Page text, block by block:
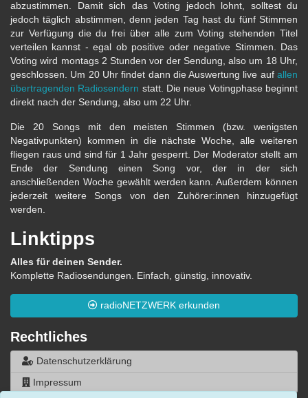
abzustimmen. Damit sich das Voting jedoch lohnt, solltest du
jedoch täglich abstimmen, denn jeden Tag hast du fünf Stimmen
zur Verfügung die du frei über alle zum Voting stehenden Titel
verteilen kannst - egal ob positive oder negative Stimmen. Das
Voting wird montags 2 Stunden vor der Sendung, also um 18 Uhr,
geschlossen. Um 20 Uhr findet dann die Auswertung live auf allen
übertragenden Radiosendern statt. Die neue Votingphase beginnt
direkt nach der Sendung, also um 22 Uhr.
Die 20 Songs mit den meisten Stimmen (bzw. wenigsten
Negativpunkten) kommen in die nächste Woche, alle weiteren
fliegen raus und sind für 1 Jahr gesperrt. Der Moderator stellt am
Ende der Sendung einen Song vor, der in der sich
anschließenden Woche gewählt werden kann. Außerdem können
jederzeit weitere Songs von den Zuhörer:innen hinzugefügt
werden.
Linktipps
Alles für deinen Sender.
Komplette Radiosendungen. Einfach, günstig, innovativ.
radioNETZWERK erkunden
Rechtliches
Datenschutzerklärung
Impressum